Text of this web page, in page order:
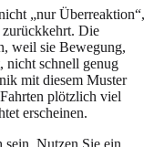
„nur Überreaktion“,
Die
weil sie Bewegung,
nicht schnell genug
mit diesem Muster
plötzlich viel
erscheinen.
sein. Nutzen Sie ein